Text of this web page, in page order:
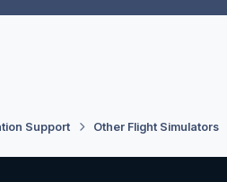
Support Other Flight Simulators